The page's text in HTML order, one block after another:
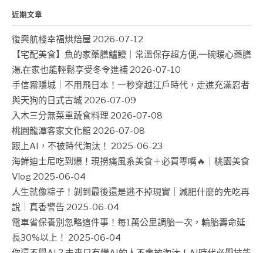
近期文章
復興航棧幸福烘焙屋 2026-07-12
【宅配美食】魚的家藥膳鱸鰻｜常溫保存超方便,一碗暖心藥膳
湯,在家也能輕鬆享受冬令進補 2026-07-10
手信霧隱城｜不用飛日本！一秒穿越江戶時代，走進充滿忍者
與天狗的日式古城 2026-07-09
入木三分無菜單蔬食料理 2026-07-08
桃園龍潭客家文化館 2026-07-08
跟上AI，不被時代淘汰！ 2025-06-23
海鮮迪士尼吃到爆！現撈痛風系美食＋必買零嘴🔥｜桃園美食
Vlog 2025-06-04
人生就像粽子！剝到最後還是逃不掉現實｜減肥什麼的先吃再
說｜真香警告 2025-06-04
電車省保養別忽略這件事！每1萬公里調胎一次，輪胎壽命延
長30%以上！ 2025-06-04